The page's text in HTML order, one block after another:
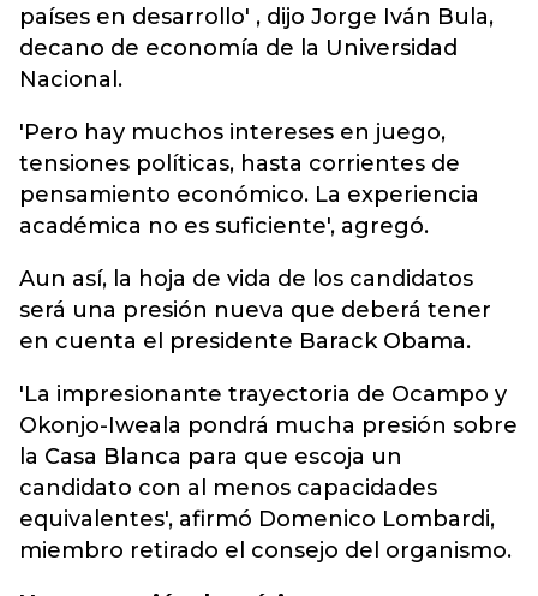
países en desarrollo' , dijo Jorge Iván Bula,
decano de economía de la Universidad
Nacional.
'Pero hay muchos intereses en juego,
tensiones políticas, hasta corrientes de
pensamiento económico. La experiencia
académica no es suficiente', agregó.
Aun así, la hoja de vida de los candidatos
será una presión nueva que deberá tener
en cuenta el presidente Barack Obama.
'La impresionante trayectoria de Ocampo y
Okonjo-Iweala pondrá mucha presión sobre
la Casa Blanca para que escoja un
candidato con al menos capacidades
equivalentes', afirmó Domenico Lombardi,
miembro retirado el consejo del organismo.